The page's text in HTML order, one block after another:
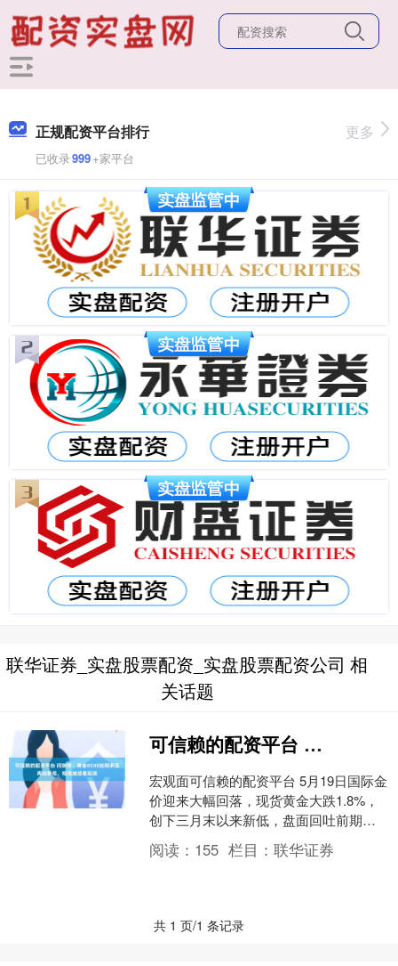
正规配资平台排行
已收录999+家平台
更多
联华证券_实盘股票配资_实盘股票配资公司 相
关话题
可信赖的配资平台 闫瑞祥：黄金4590如期承压再创新低，短线继续看延续
宏观面可信赖的配资平台 5月19日国际金
价迎来大幅回落，现货黄金大跌1.8%，
创下三月末以来新低，盘面回吐前期上
涨空间，市场短期走势偏弱。受中东局
势持续紧张影响....
阅读： 155 栏目：联华证券
共 1 页/1 条记录